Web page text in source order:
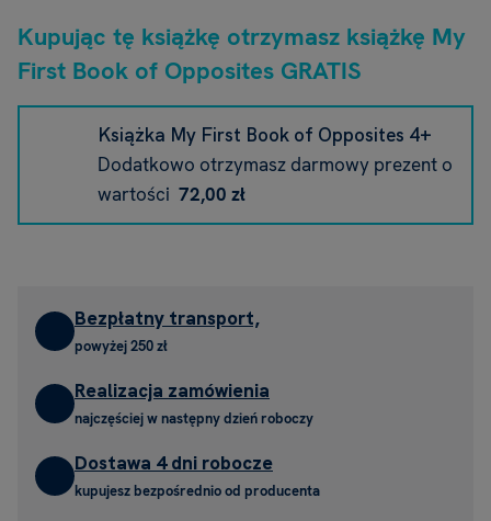
Kupując tę książkę otrzymasz książkę My
First Book of Opposites GRATIS
Książka My First Book of Opposites 4+
Dodatkowo otrzymasz darmowy prezent o
wartości 72,00 zł
Bezpłatny transport,
powyżej 250 zł
Realizacja zamówienia
najczęściej w następny dzień roboczy
Dostawa 4 dni robocze
kupujesz bezpośrednio od producenta